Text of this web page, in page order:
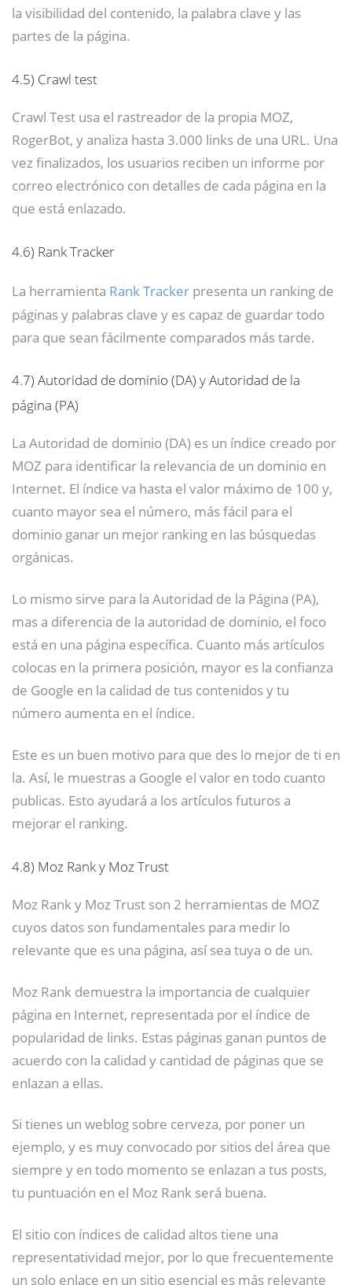
la visibilidad del contenido, la palabra clave y las
partes de la página.
4.5) Crawl test
Crawl Test usa el rastreador de la propia MOZ,
RogerBot, y analiza hasta 3.000 links de una URL. Una
vez finalizados, los usuarios reciben un informe por
correo electrónico con detalles de cada página en la
que está enlazado.
4.6) Rank Tracker
La herramienta Rank Tracker presenta un ranking de
páginas y palabras clave y es capaz de guardar todo
para que sean fácilmente comparados más tarde.
4.7) Autoridad de dominio (DA) y Autoridad de la
página (PA)
La Autoridad de dominio (DA) es un índice creado por
MOZ para identificar la relevancia de un dominio en
Internet. El índice va hasta el valor máximo de 100 y,
cuanto mayor sea el número, más fácil para el
dominio ganar un mejor ranking en las búsquedas
orgánicas.
Lo mismo sirve para la Autoridad de la Página (PA),
mas a diferencia de la autoridad de dominio, el foco
está en una página específica. Cuanto más artículos
colocas en la primera posición, mayor es la confianza
de Google en la calidad de tus contenidos y tu
número aumenta en el índice.
Este es un buen motivo para que des lo mejor de ti en
la. Así, le muestras a Google el valor en todo cuanto
publicas. Esto ayudará a los artículos futuros a
mejorar el ranking.
4.8) Moz Rank y Moz Trust
Moz Rank y Moz Trust son 2 herramientas de MOZ
cuyos datos son fundamentales para medir lo
relevante que es una página, así sea tuya o de un.
Moz Rank demuestra la importancia de cualquier
página en Internet, representada por el índice de
popularidad de links. Estas páginas ganan puntos de
acuerdo con la calidad y cantidad de páginas que se
enlazan a ellas.
Si tienes un weblog sobre cerveza, por poner un
ejemplo, y es muy convocado por sitios del área que
siempre y en todo momento se enlazan a tus posts,
tu puntuación en el Moz Rank será buena.
El sitio con índices de calidad altos tiene una
representatividad mejor, por lo que frecuentemente
un solo enlace en un sitio esencial es más relevante